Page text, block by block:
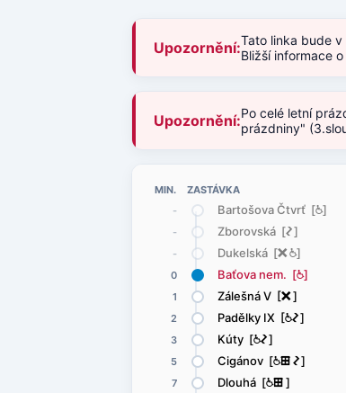
Upozornění:Tato linka bude
Bližší informace
Upozornění:Po celé letní
prázdniny"
MIN. ZASTÁVKA
-
Bartošova Čtvrť [@]
- Zborovská [ó]
- Dukelská [ë@]
0 Baťova nem. [@]
1 Zálešná V [ë]
2 Padělky IX [@ó]
3 Kúty [@ó]
5 Cigánov [@æó]
7 Dlouhá [@æ]